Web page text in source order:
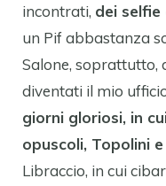
incontrati, dei selfie
un Pif abbastanza
Salone, soprattutto,
diventati il mio
giorni gloriosi, in
opuscoli, Topolini
Libraccio, in cui